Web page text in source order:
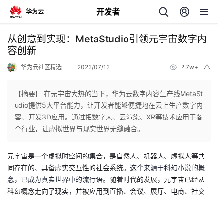
开发者
返
回
个
主
页
的
开
我
的
我
从创意到实现：MetaStudio引领元宇宙数字内
容创新
华为云社区精选 2023/07/13 2.7w+
【摘要】 在元宇宙大热的当下，华为云数字内容生产线MetaSt
udio提供5大平台能力，让开发者能够便捷地在云上生产数字内
容、开发3D应用。通过把数字人、云渲染、XR等技术应用于各
个行业，让虚拟世界与现实世界无缝融合。
元宇宙是一个虚拟时空间的集合，是自然人、机器人、虚拟人等共
同存在的、具备虚实交互性的社会系统。 这个来源于科幻小说的概
念，已成为真实世界中的流行语。 随着时代的发展，元宇宙已经从
科幻概念走向了现实，并被应用到直播、会议、展厅、电商、社交